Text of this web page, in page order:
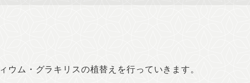
ウム・グラキリスの植替えを行っていきます。